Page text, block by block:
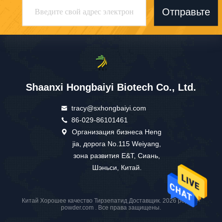
Отправьте
Shaanxi Hongbaiyi Biotech Co., Ltd.
tracy@sxhongbaiyi.com
86-029-86101461
Организация бизнеса Heng
jia, дорога No.115 Weiyang,
зона развития E&T, Сиань,
Шэньси, Китай.
Китай Хорошее качество Тирзепатид Доставщик. 2026 peptide-
powder.com . Все права защищены.